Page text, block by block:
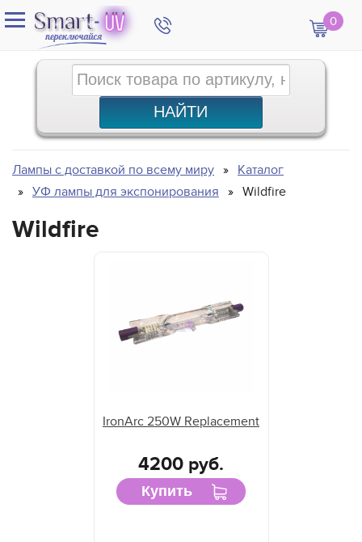
0
Лампы с доставкой по всему миру
Каталог
УФ лампы для экспонирования
Wildfire
Wildfire
IronArc 250W Replacement
4200 руб.
Купить